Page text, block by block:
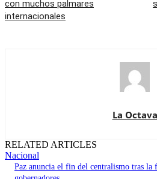
con muchos palmares
internacionales
La Octava
RELATED ARTICLES
Nacional
Paz anuncia el fin del centralismo tras la